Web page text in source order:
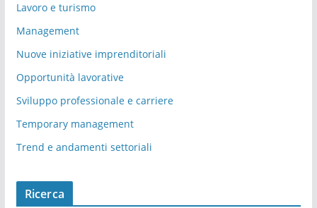
Lavoro e turismo
Management
Nuove iniziative imprenditoriali
Opportunità lavorative
Sviluppo professionale e carriere
Temporary management
Trend e andamenti settoriali
Ricerca